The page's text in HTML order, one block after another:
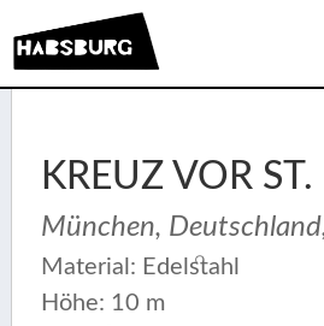
KREUZ VOR
München,
Material: Edelstahl
Höhe: 10 m